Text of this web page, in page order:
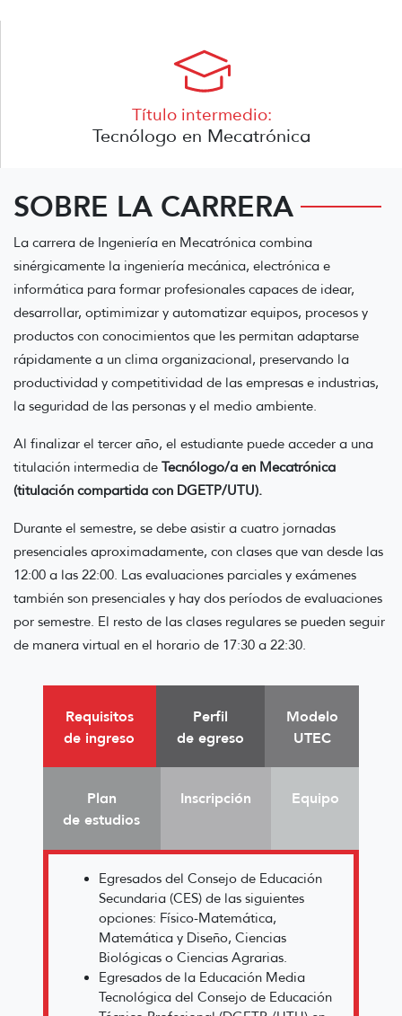
Título intermedio:
Tecnólogo en Mecatrónica
SOBRE LA CARRERA
La carrera de Ingeniería en Mecatrónica combina
sinérgicamente la ingeniería mecánica, electrónica e
informática para formar profesionales capaces de idear,
desarrollar, optimimizar y automatizar equipos, procesos y
productos con conocimientos que les permitan adaptarse
rápidamente a un clima organizacional, preservando la
productividad y competitividad de las empresas e industrias,
la seguridad de las personas y el medio ambiente.
Al finalizar el tercer año, el estudiante puede acceder a una
titulación intermedia de Tecnólogo/a en Mecatrónica
(titulación compartida con DGETP/UTU).
Durante el semestre, se debe asistir a cuatro jornadas
presenciales aproximadamente, con clases que van desde las
12:00 a las 22:00. Las evaluaciones parciales y exámenes
también son presenciales y hay dos períodos de evaluaciones
por semestre. El resto de las clases regulares se pueden seguir
de manera virtual en el horario de 17:30 a 22:30.
Requisitos
de ingreso
Perfil
de egreso
Modelo
UTEC
Plan
de estudios
Inscripción Equipo
Egresados del Consejo de Educación
Secundaria (CES) de las siguientes
opciones: Físico-Matemática,
Matemática y Diseño, Ciencias
Biológicas o Ciencias Agrarias.
Egresados de la Educación Media
Tecnológica del Consejo de Educación